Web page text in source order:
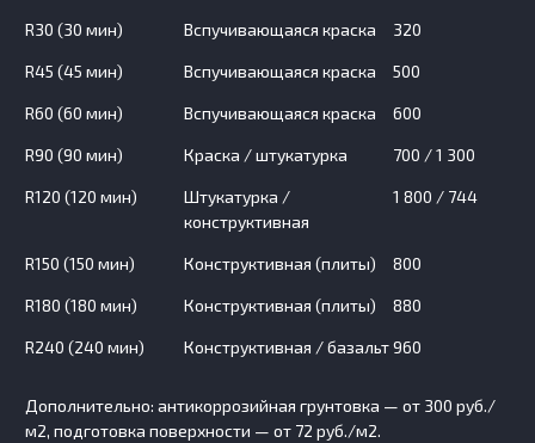
R30 (30 мин) Вспучивающаяся краска 320
R45 (45 мин) Вспучивающаяся краска 500
R60 (60 мин) Вспучивающаяся краска 600
R90 (90 мин) Краска / штукатурка 700 / 1 300
R120 (120 мин)
Штукатурка /
конструктивная
1 800 / 744
R150 (150 мин) Конструктивная (плиты) 800
R180 (180 мин) Конструктивная (плиты) 880
R240 (240 мин) Конструктивная / базальт960
Дополнительно: антикоррозийная грунтовка — от 300 руб./
м2, подготовка поверхности — от 72 руб./м2.